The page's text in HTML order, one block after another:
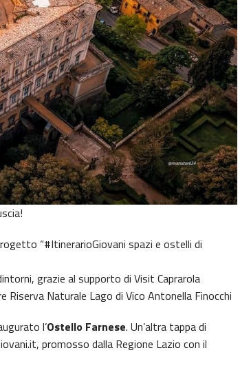
“#ItinerarioGiovani spazi e ostelli di
grazie al supporto di Visit Caprarola
Riserva Naturale Lago di Vico Antonella Finocchi
l’Ostello Farnese. Un’altra tappa di
promosso dalla Regione Lazio con il